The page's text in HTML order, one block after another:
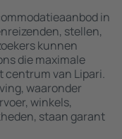
in
stellen,
kunnen
die maximale
centrum van Lipari.
waaronder
winkels,
staan garant